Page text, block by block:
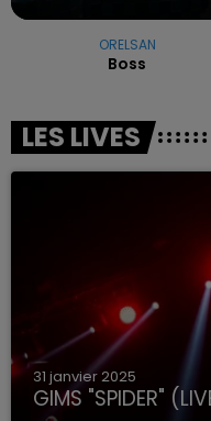
ORELSAN
Boss
LES LIVES
31 janvier 2025
GIMS "SPIDER"